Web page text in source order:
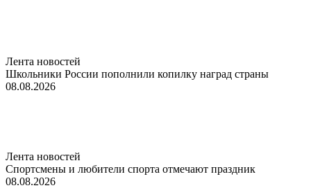
Лента новостей
Школьники России пополнили копилку наград страны
08.08.2026
Лента новостей
Спортсмены и любители спорта отмечают праздник
08.08.2026